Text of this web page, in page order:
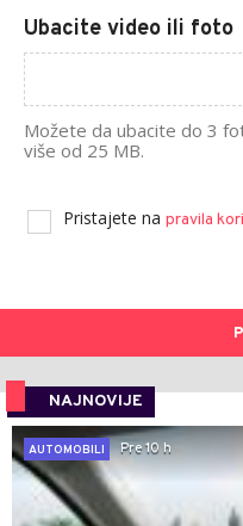
Ubacite video ili foto
Možete da ubacite do 3
više od 25 MB.
Pristajete na pravila
NAJNOVIJE
AUTOMOBILI
Pre 10 h